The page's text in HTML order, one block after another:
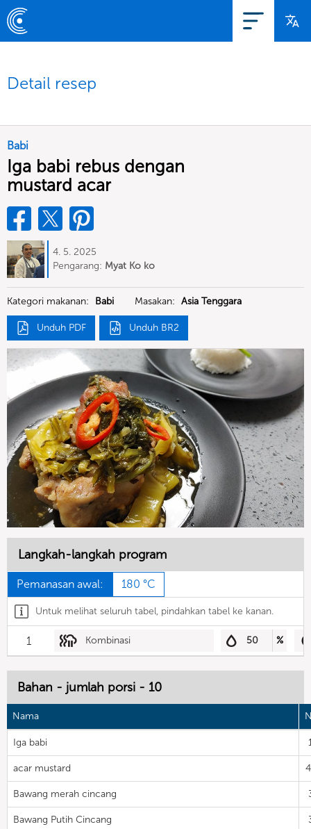
Detail resep
Babi
Iga babi rebus dengan
mustard acar
4. 5. 2025
Pengarang: Myat Ko ko
Kategori makanan: Babi Masakan: Asia Tenggara
Unduh PDF Unduh BR2
Langkah-langkah program
Pemanasan awal: 180 °C
Untuk melihat seluruh tabel, pindahkan tabel ke kanan.
1 Kombinasi 50 %
Bahan - jumlah porsi - 10
Nama
Iga babi
acar mustard
Bawang merah cincang
Bawang Putih Cincang